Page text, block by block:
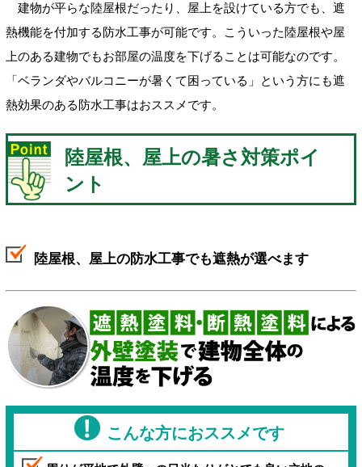
建物が平らな陸屋根だったり、屋上を設けている方でも、遮
熱機能を付加する防水工事が可能です。こういった陸屋根や屋
上のある建物でもお部屋の温度を下げることは可能なのです。
「ベランダやバルコニーが暑くて困っている」という方にも遮
熱効果のある防水工事はおススメです。
陸屋根、屋上の暑さ対策ポイ
ント
陸屋根、屋上の防水工事でも遮熱が選べます
こんな方におススメです